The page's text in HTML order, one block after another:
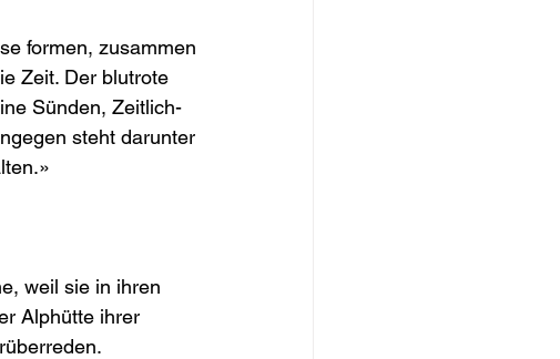
formen, zusammen
Zeit. Der blutrote
Sünden, Zeitlich-
steht darunter
weil sie in ihren
Alphütte ihrer